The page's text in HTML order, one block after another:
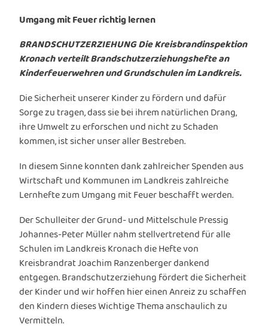
Umgang mit Feuer richtig lernen
BRANDSCHUTZERZIEHUNG Die Kreisbrandinspektion
Kronach verteilt Brandschutzerziehungshefte an
Kinderfeuerwehren und Grundschulen im Landkreis.
Die Sicherheit unserer Kinder zu fördern und dafür
Sorge zu tragen, dass sie bei ihrem natürlichen Drang,
ihre Umwelt zu erforschen und nicht zu Schaden
kommen, ist sicher unser aller Bestreben.
In diesem Sinne konnten dank zahlreicher Spenden aus
Wirtschaft und Kommunen im Landkreis zahlreiche
Lernhefte zum Umgang mit Feuer beschafft werden.
Der Schulleiter der Grund- und Mittelschule Pressig
Johannes-Peter Müller nahm stellvertretend für alle
Schulen im Landkreis Kronach die Hefte von
Kreisbrandrat Joachim Ranzenberger dankend
entgegen. Brandschutzerziehung fördert die Sicherheit
der Kinder und wir hoffen hier einen Anreiz zu schaffen
den Kindern dieses Wichtige Thema anschaulich zu
Vermitteln.